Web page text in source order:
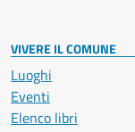
VIVERE IL COMUNE
Luoghi
Eventi
Elenco libri